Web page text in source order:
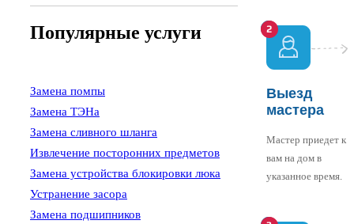
Популярные услуги
Замена помпы
Замена ТЭНа
Замена сливного шланга
Извлечение посторонних предметов
Замена устройства блокировки люка
Устранение засора
Замена подшипников
Выезд
мастера
Мастер приедет к
вам на дом в
указанное время.